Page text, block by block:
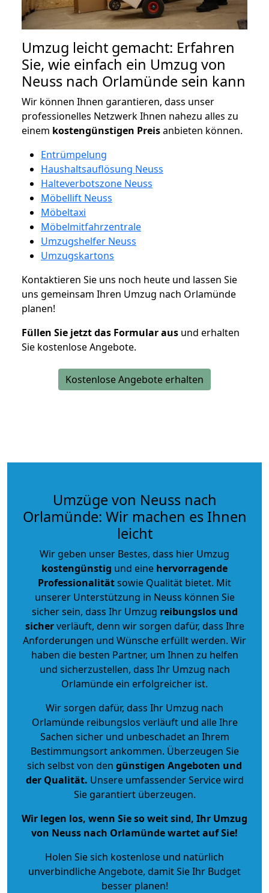
Umzug leicht gemacht: Erfahren
Sie, wie einfach ein Umzug von
Neuss nach Orlamünde sein kann
Wir können Ihnen garantieren, dass unser
professionelles Netzwerk Ihnen nahezu alles zu
einem kostengünstigen Preisanbieten können.
Entrümpelung
Haushaltsauflösung Neuss
Halteverbotszone Neuss
Möbellift Neuss
Möbeltaxi
Möbelmitfahrzentrale
Umzugshelfer Neuss
Umzugskartons
Kontaktieren Sie uns noch heute und lassen Sie
uns gemeinsam Ihren Umzug nach Orlamünde
planen!
Füllen Sie jetzt das Formular aus und erhalten
Sie kostenlose Angebote.
Kostenlose Angebote erhalten
Umzüge von Neuss nach
Orlamünde: Wir machen es Ihnen
leicht
Wir geben unser Bestes, dass hier Umzug
kostengünstig und eine hervorragende
Professionalitätsowie Qualität bietet. Mit
unserer Unterstützung in Neuss können Sie
sicher sein, dass Ihr Umzug reibungslos und
sicherverläuft, denn wir sorgen dafür, dass Ihre
Anforderungen und Wünsche erfüllt werden. Wir
haben die besten Partner, um Ihnen zu helfen
und sicherzustellen, dass Ihr Umzug nach
Orlamünde ein erfolgreicher ist.
Wir sorgen dafür, dass Ihr Umzug nach
Orlamünde reibungslos verläuft und alle Ihre
Sachen sicher und unbeschadet an Ihrem
Bestimmungsort ankommen. Überzeugen Sie
sich selbst von den günstigen Angeboten und
der Qualität. Unsere umfassender Service wird
Sie garantiert überzeugen.
Wir legen los, wenn Sie so weit sind, Ihr Umzug
von Neuss nach Orlamünde wartet auf Sie!
Holen Sie sich kostenlose und natürlich
unverbindliche Angebote, damit Sie Ihr Budget
besser planen!